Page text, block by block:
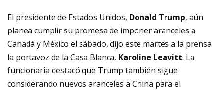
El presidente de Estados Unidos, Donald Trump, aún
planea cumplir su promesa de imponeraranceles a
Canadá y México el sábado, dijo este martes a la prensa
la portavoz de la Casa Blanca, Karoline Leavitt. La
funcionaria destacó que Trump también sigue
considerando nuevos aranceles a China para el